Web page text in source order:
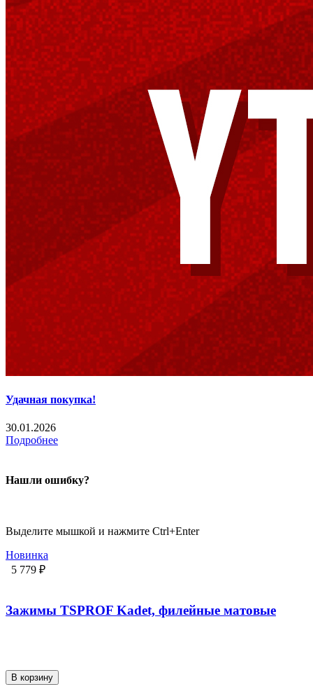
Удачная покупка!
30.01.2026
Подробнее
Нашли ошибку?
Выделите мышкой и нажмите Ctrl+Enter
Новинка
5 779 ₽
Зажимы TSPROF Kadet, филейные матовые
В корзину